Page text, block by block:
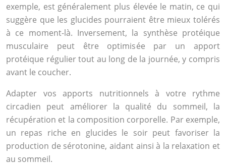
exemple, est généralement plus élevée le matin, ce qui
suggère que les glucides pourraient être mieux tolérés
à ce moment-là. Inversement, la synthèse protéique
musculaire peut être optimisée par un apport
protéique régulier tout au long de la journée, y compris
avant le coucher.
Adapter vos apports nutritionnels à votre rythme
circadien peut améliorer la qualité du sommeil, la
récupération et la composition corporelle. Par exemple,
un repas riche en glucides le soir peut favoriser la
production de sérotonine, aidant ainsi à la relaxation et
au sommeil.